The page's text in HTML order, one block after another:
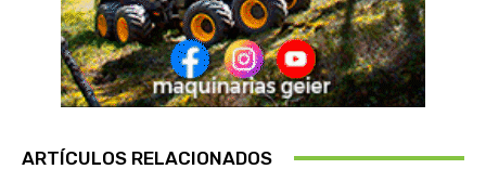
ARTÍCULOS RELACIONADOS